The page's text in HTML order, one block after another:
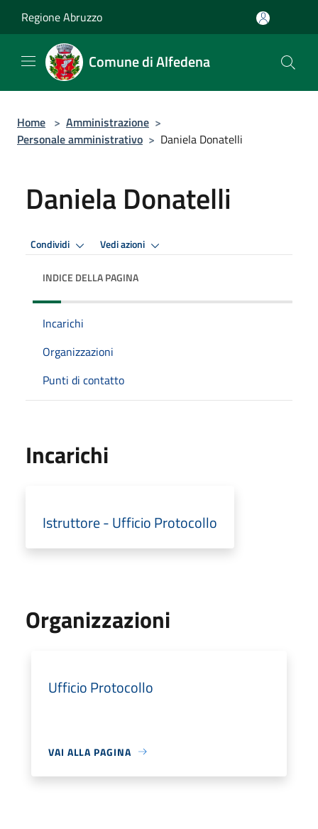
Regione Abruzzo
Comune di Alfedena
Home > Amministrazione >
Personale amministrativo > Daniela Donatelli
Daniela Donatelli
Condividi Vedi azioni
INDICE DELLA PAGINA
Incarichi
Organizzazioni
Punti di contatto
Incarichi
Istruttore - Ufficio Protocollo
Organizzazioni
Ufficio Protocollo
VAI ALLA PAGINA